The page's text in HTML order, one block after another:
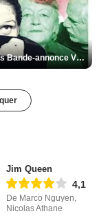
Home stories Bande-annonce VO STFR
Jim Queen
4,1
De Marco Nguyen,
Nicolas Athane